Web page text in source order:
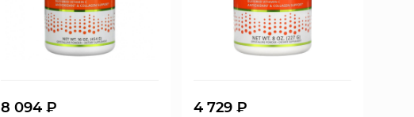
8 094 ₽ 4 729 ₽